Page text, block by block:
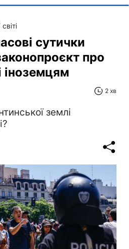
сутички
про
2 хв
землі